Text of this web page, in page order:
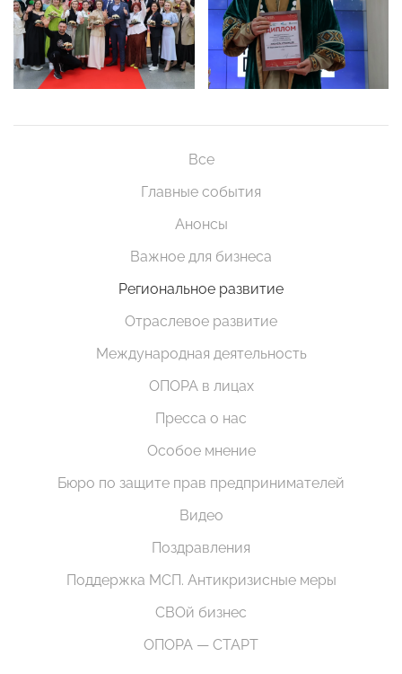
Все
Главные события
Анонсы
Важное для бизнеса
Региональное развитие
Отраслевое развитие
Международная деятельность
ОПОРА в лицах
Пресса о нас
Особое мнение
Бюро по защите прав предпринимателей
Видео
Поздравления
Поддержка МСП. Антикризисные меры
СВОй бизнес
ОПОРА — СТАРТ